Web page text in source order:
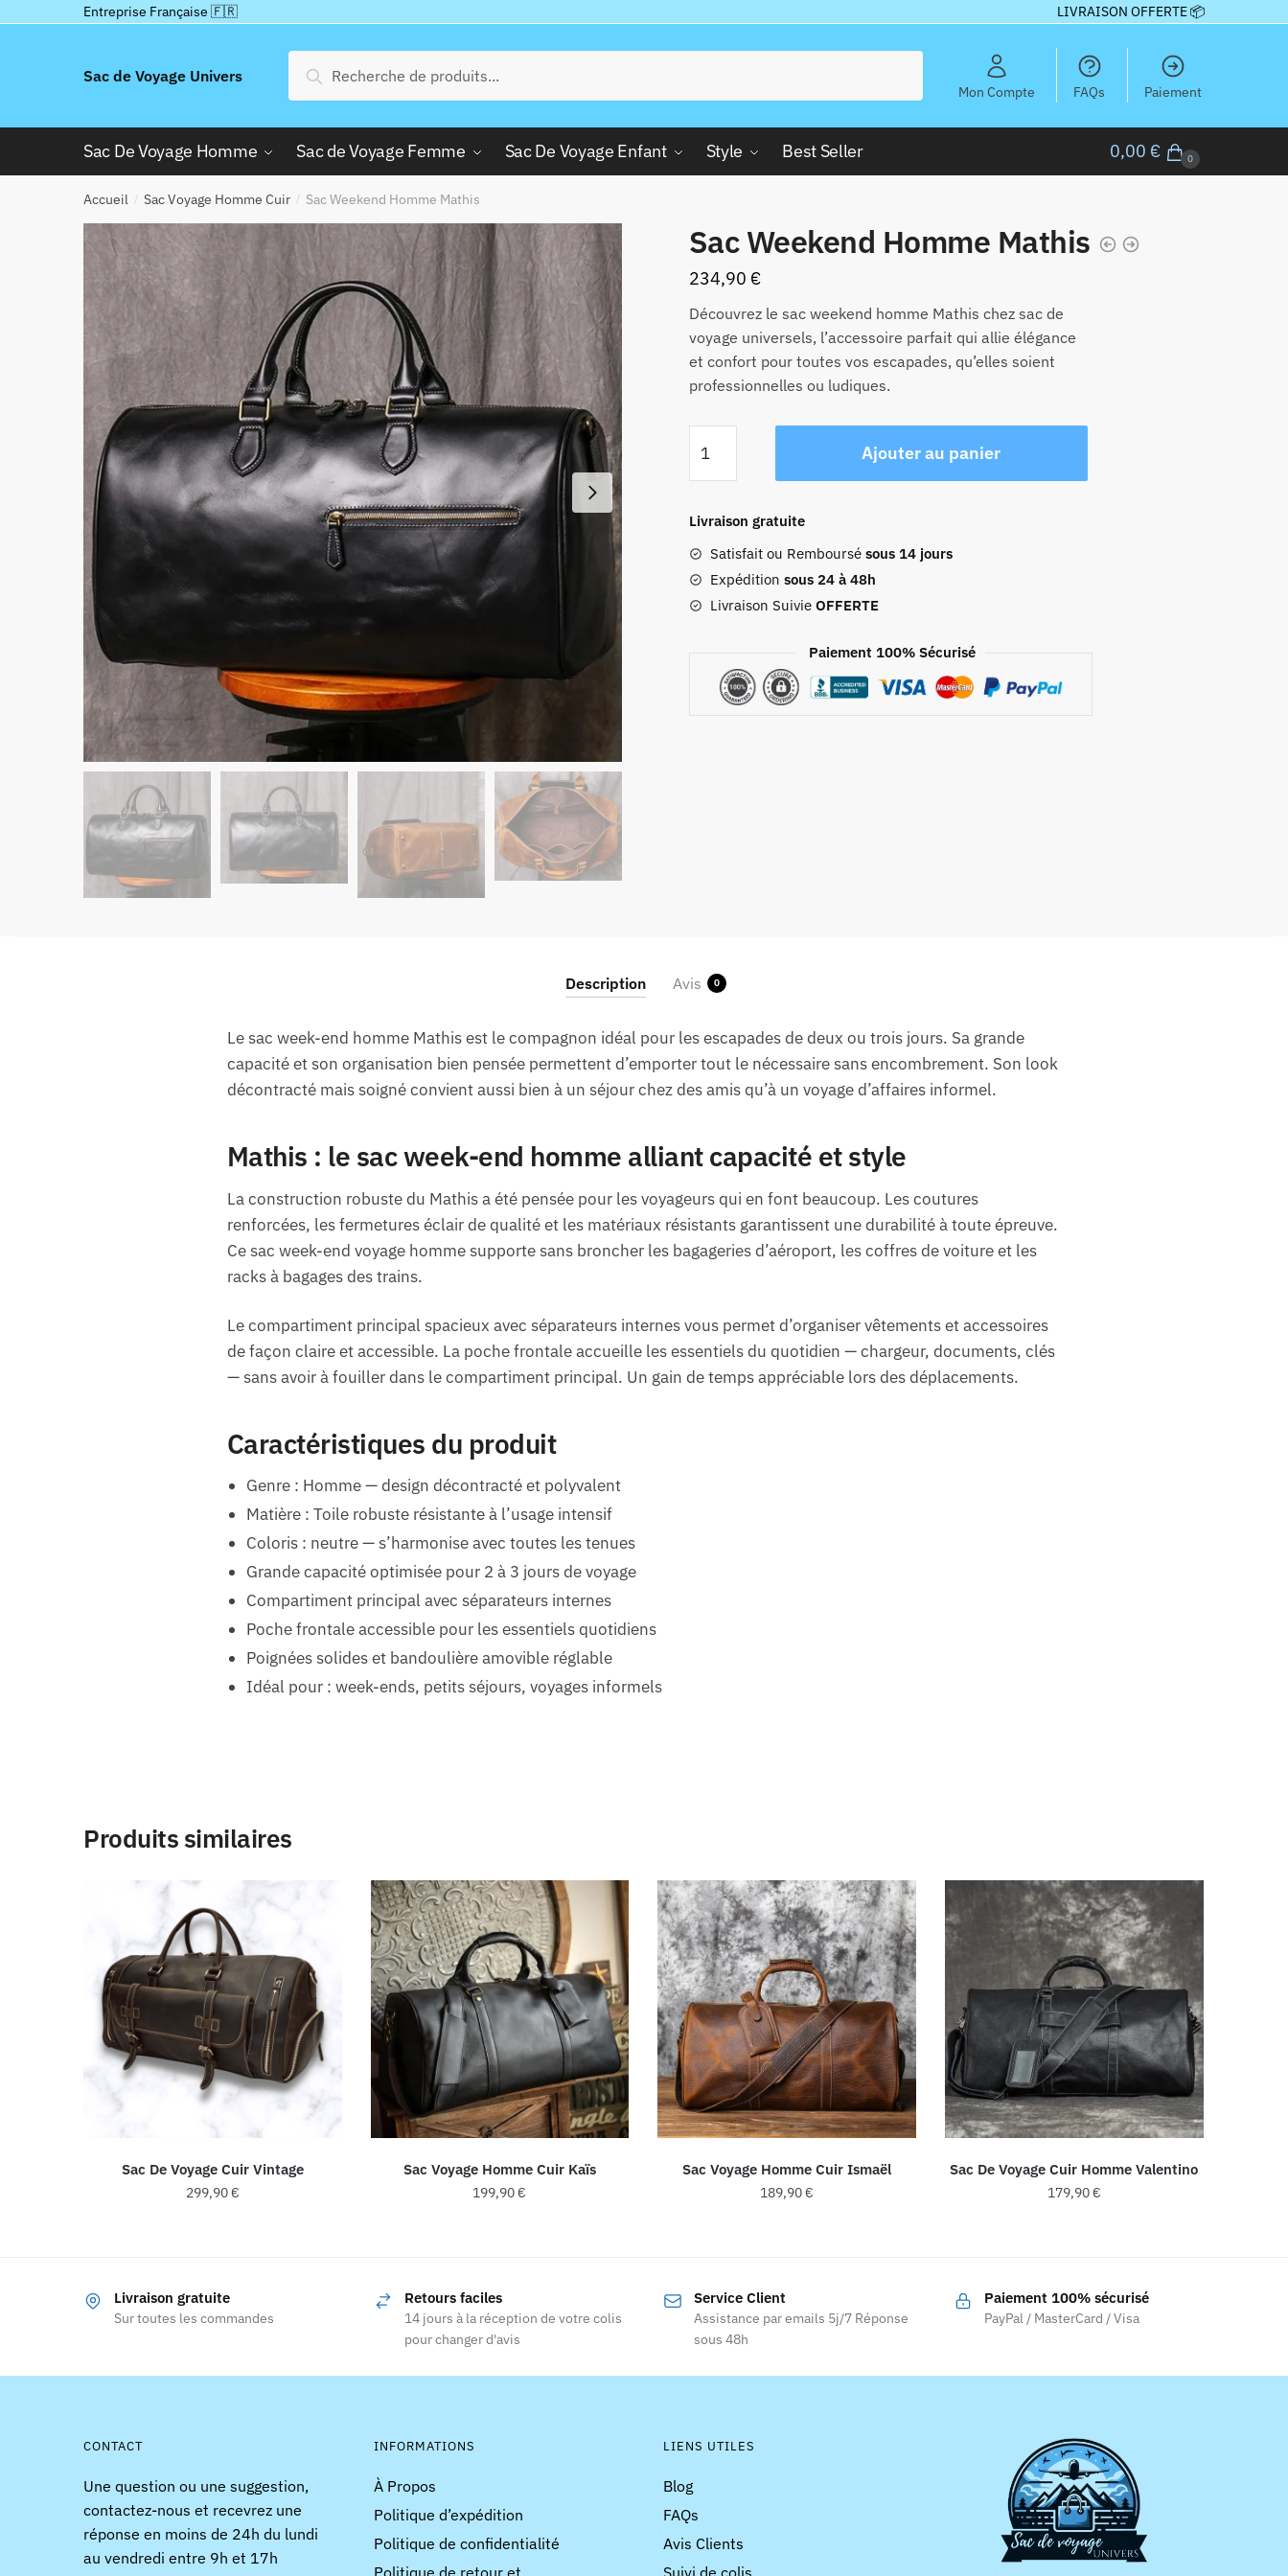
Entreprise Française 🇫🇷 LIVRAISON OFFERTE 📦
Sac de Voyage Univers
pour :
Recherche
Mon Compte FAQs Paiement
Sac De Voyage Homme Sac de Voyage Femme Sac De Voyage Enfant Style Best Seller 0,00 € 0
Accueil / Sac Voyage Homme Cuir / Sac Weekend Homme Mathis
Sac Weekend Homme Mathis
234,90 €
Découvrez le sac weekend homme Mathis chez sac de
voyage universels, l’accessoire parfait qui allie élégance
et confort pour toutes vos escapades, qu’elles soient
professionnelles ou ludiques.
de
Sac
Homme
Mathis
Ajouter au panier
Livraison gratuite
Satisfait ou Remboursé sous 14 jours
Expédition sous 24 à 48h
Livraison Suivie OFFERTE
Paiement 100% Sécurisé
Description Avis 0
Le sac week-end homme Mathis est le compagnon idéal pour les escapades de deux ou trois jours. Sa grande
capacité et son organisation bien pensée permettent d’emporter tout le nécessaire sans encombrement. Son look
décontracté mais soigné convient aussi bien à un séjour chez des amis qu’à un voyage d’affaires informel.
Mathis : le sac week-end homme alliant capacité et style
La construction robuste du Mathis a été pensée pour les voyageurs qui en font beaucoup. Les coutures
renforcées, les fermetures éclair de qualité et les matériaux résistants garantissent une durabilité à toute épreuve.
Ce sac week-end voyage homme supporte sans broncher les bagageries d’aéroport, les coffres de voiture et les
racks à bagages des trains.
Le compartiment principal spacieux avec séparateurs internes vous permet d’organiser vêtements et accessoires
de façon claire et accessible. La poche frontale accueille les essentiels du quotidien — chargeur, documents, clés
— sans avoir à fouiller dans le compartiment principal. Un gain de temps appréciable lors des déplacements.
Caractéristiques du produit
Genre : Homme — design décontracté et polyvalent
Matière : Toile robuste résistante à l’usage intensif
Coloris : neutre — s’harmonise avec toutes les tenues
Grande capacité optimisée pour 2 à 3 jours de voyage
Compartiment principal avec séparateurs internes
Poche frontale accessible pour les essentiels quotidiens
Poignées solides et bandoulière amovible réglable
Idéal pour : week-ends, petits séjours, voyages informels
Produits similaires
Sac De Voyage Cuir Vintage
299,90€
plusieurs
variations.
options
la
page
du
produit
Sac Voyage Homme Cuir Kaïs
199,90€
plusieurs
variations.
Les
options
page
du
produit
Sac Voyage Homme Cuir Ismaël
189,90€
variations.
options
Sac De Voyage Cuir Homme Valentino
179,90€
Livraison gratuite
Sur toutes les commandes
Retours faciles
14 jours à la réception de votre colis
pour changer d'avis
Service Client
Assistance par emails 5j/7 Réponse
sous 48h
Paiement 100% sécurisé
PayPal / MasterCard / Visa
CONTACT
Une question ou une suggestion,
contactez-nous et recevrez une
réponse en moins de 24h du lundi
au vendredi entre 9h et 17h
INFORMATIONS
À Propos
Politique d’expédition
Politique de confidentialité
Politique de retour et
LIENS UTILES
Blog
FAQs
Avis Clients
Suivi de colis